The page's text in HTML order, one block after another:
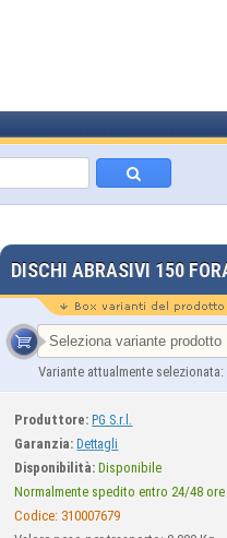
DISCHI ABRASIVI 150
Variante attualmente selezionata:
Produttore: PG S.r.l.
Garanzia: Dettagli
Disponibilità: Disponibile
Normalmente spedito entro 24/48 ore
Codice: 310007679